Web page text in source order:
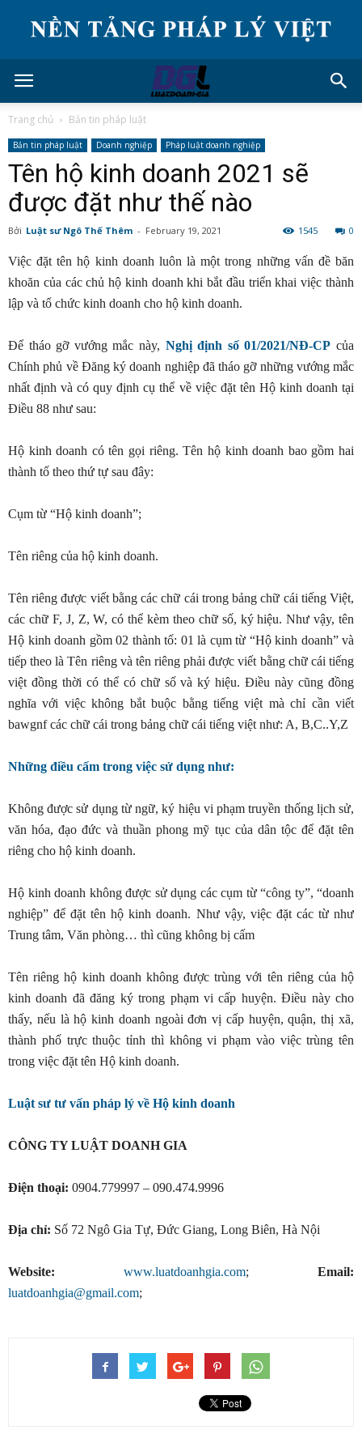
Trang chủ Bản tin pháp luật
Bản tin pháp luật Doanh nghiệp Pháp luật doanh nghiệp
Tên hộ kinh doanh 2021 sẽ
được đặt như thế nào
Bởi Luật sư Ngô Thế Thêm - February 19, 2021 0
1545
Việc đặt tên hộ kinh doanh luôn là một trong những vấn đề băn
khoăn của các chủ hộ kinh doanh khi bắt đầu triển khai việc thành
lập và tổ chức kinh doanh cho hộ kinh doanh.
Để tháo gỡ vướng mắc này, Nghị định số 01/2021/NĐ-CP của
Chính phủ về Đăng ký doanh nghiệp đã tháo gỡ những vướng mắc
nhất định và có quy định cụ thể về việc đặt tên Hộ kinh doanh tại
Điều 88 như sau:
Hộ kinh doanh có tên gọi riêng. Tên hộ kinh doanh bao gồm hai
thành tố theo thứ tự sau đây:
Cụm từ “Hộ kinh doanh”;
Tên riêng của hộ kinh doanh.
Tên riêng được viết bằng các chữ cái trong bảng chữ cái tiếng Việt,
các chữ F, J, Z, W, có thể kèm theo chữ số, ký hiệu. Như vậy, tên
Hộ kinh doanh gồm 02 thành tố: 01 là cụm từ “Hộ kinh doanh” và
tiếp theo là Tên riêng và tên riêng phải được viết bằng chữ cái tiếng
việt đồng thời có thể có chữ số và ký hiệu. Điều này cũng đồng
nghĩa với việc không bắt buộc bằng tiếng việt mà chỉ cần viết
bawgnf các chữ cái trong bảng chữ cái tiếng việt như: A, B,C..Y,Z
Những điều cấm trong việc sử dụng như:
Không được sử dụng từ ngữ, ký hiệu vi phạm truyền thống lịch sử,
văn hóa, đạo đức và thuần phong mỹ tục của dân tộc để đặt tên
riêng cho hộ kinh doanh.
Hộ kinh doanh không được sử dụng các cụm từ “công ty”, “doanh
nghiệp” để đặt tên hộ kinh doanh. Như vậy, việc đặt các từ như
Trung tâm, Văn phòng… thì cũng không bị cấm
Tên riêng hộ kinh doanh không được trùng với tên riêng của hộ
kinh doanh đã đăng ký trong phạm vi cấp huyện. Điều này cho
thấy, nếu là hộ kinh doanh ngoài đơn vị cấp huyện, quận, thị xã,
thành phố trực thuộc tỉnh thì không vi phạm vào việc trùng tên
trong việc đặt tên Hộ kinh doanh.
Luật sư tư vấn pháp lý về Hộ kinh doanh
CÔNG TY LUẬT DOANH GIA
Điện thoại: 0904.779997 – 090.474.9996
Địa chỉ: Số 72 Ngô Gia Tự, Đức Giang, Long Biên, Hà Nội
Website: www.luatdoanhgia.com; Email:
luatdoanhgia@gmail.com;